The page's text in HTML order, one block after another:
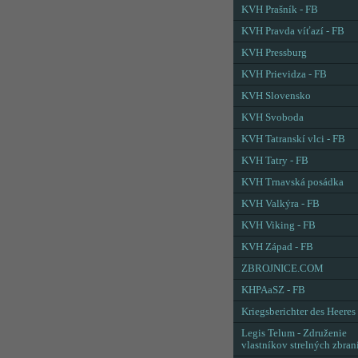
KVH Prašník - FB
KVH Pravda víťazí - FB
KVH Pressburg
KVH Prievidza - FB
KVH Slovensko
KVH Svoboda
KVH Tatranskí vlci - FB
KVH Tatry - FB
KVH Trnavská posádka
KVH Valkýra - FB
KVH Viking - FB
KVH Západ - FB
ZBROJNICE.COM
KHPAaSZ - FB
Kriegsberichter des Heeres
Legis Telum - Združenie
vlastníkov strelných